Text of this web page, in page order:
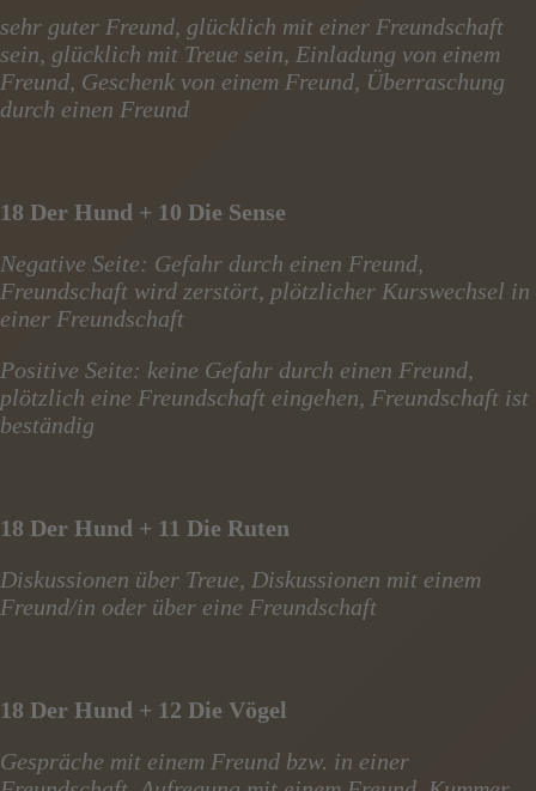
sehr guter Freund, glücklich mit einer Freundschaft
sein, glücklich mit Treue sein, Einladung von einem
Freund, Geschenk von einem Freund, Überraschung
durch einen Freund
18 Der Hund + 10 Die Sense
Negative Seite: Gefahr durch einen Freund,
Freundschaft wird zerstört, plötzlicher Kurswechsel in
einer Freundschaft
Positive Seite: keine Gefahr durch einen Freund,
plötzlich eine Freundschaft eingehen, Freundschaft ist
beständig
18 Der Hund + 11 Die Ruten
Diskussionen über Treue, Diskussionen mit einem
Freund/in oder über eine Freundschaft
18 Der Hund + 12 Die Vögel
Gespräche mit einem Freund bzw. in einer